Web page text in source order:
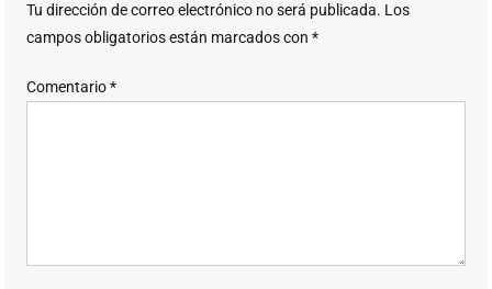
Tu dirección de correo electrónico no será publicada. Los
campos obligatorios están marcados con*
Comentario*